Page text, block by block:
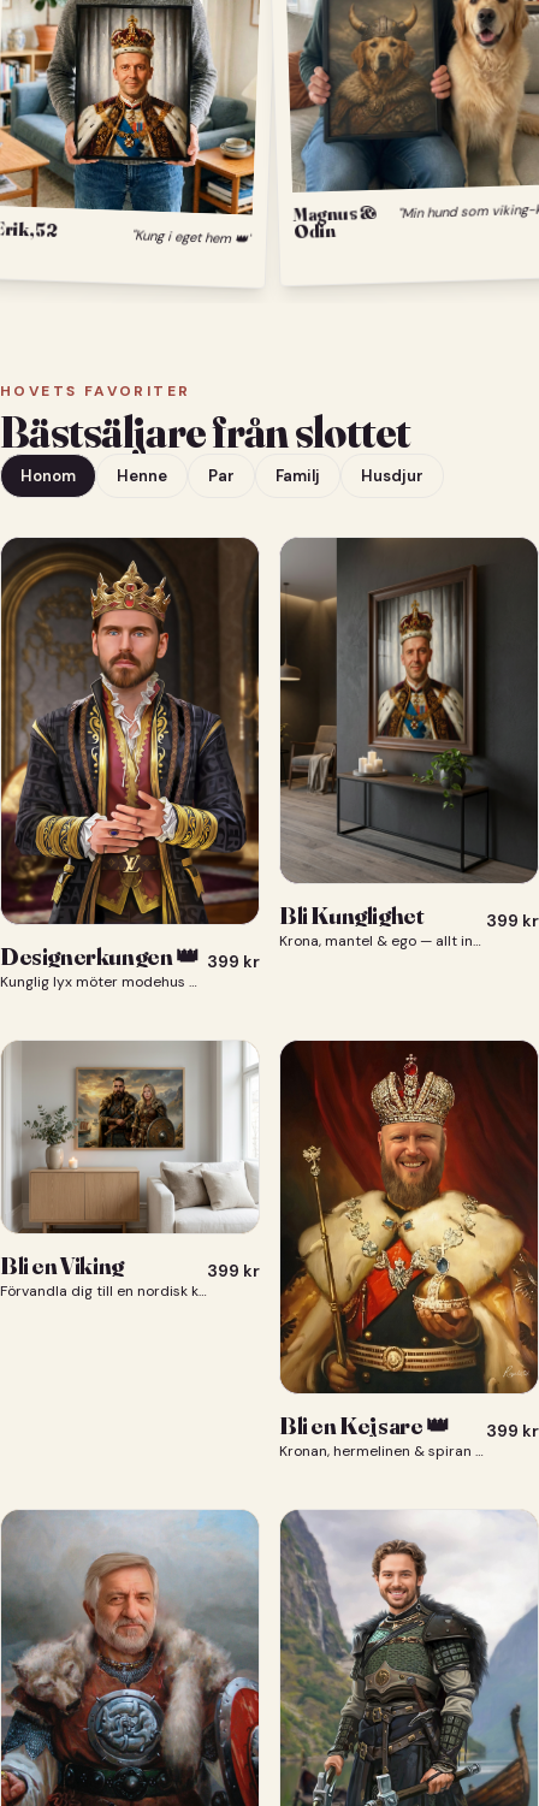
52 "Kung i eget hem 👑"
Magnus &
Odin
HOVETS FAVORITER
Bästsäljare från slottet
Honom Henne Par Familj Husdjur
Designerkungen 👑
Kunglig lyx möter modehus — du som designerkung 👑
399 kr
Bli Kunglighet
Krona, mantel & ego — allt ingår 👑
399 kr
Bli en Viking
Förvandla dig till en nordisk krigare i ett episkt vikingaporträtt.
399 kr
Bli en Kejsare 👑
Kronan, hermelinen & spiran — du som kejsare 👑
399 kr